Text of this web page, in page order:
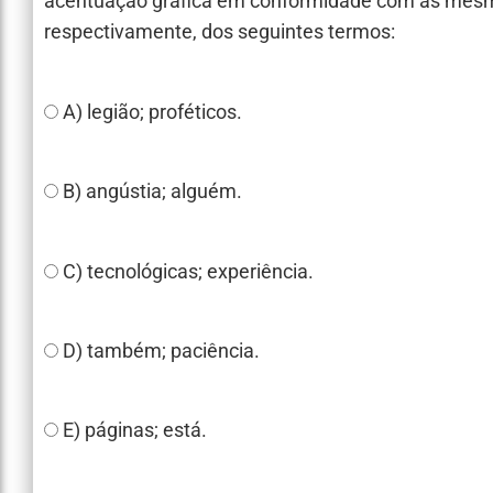
respectivamente, dos seguintes termos:
A) legião; proféticos.
B) angústia; alguém.
C) tecnológicas; experiência.
D) também; paciência.
E) páginas; está.